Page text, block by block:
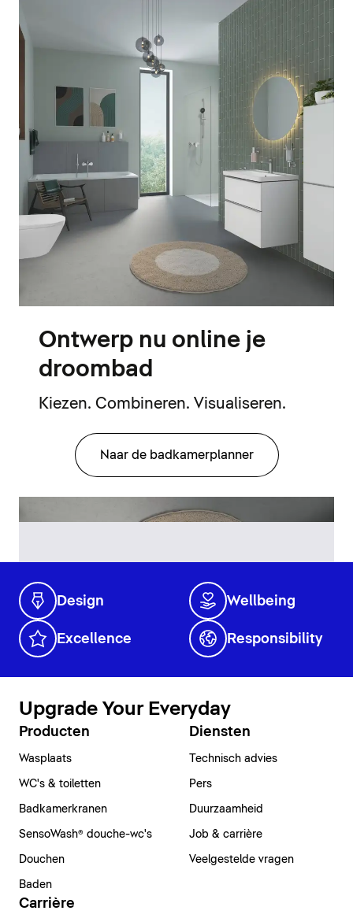
Ontwerp nu online je
droombad
Kiezen. Combineren. Visualiseren.
Naar de badkamerplanner
Design Wellbeing
Excellence Responsibility
Upgrade Your Everyday
Producten
Wasplaats
WC's & toiletten
Badkamerkranen
SensoWash® douche-wc's
Douchen
Baden
Diensten
Technisch advies
Pers
Duurzaamheid
Job & carrière
Veelgestelde vragen
Carrière